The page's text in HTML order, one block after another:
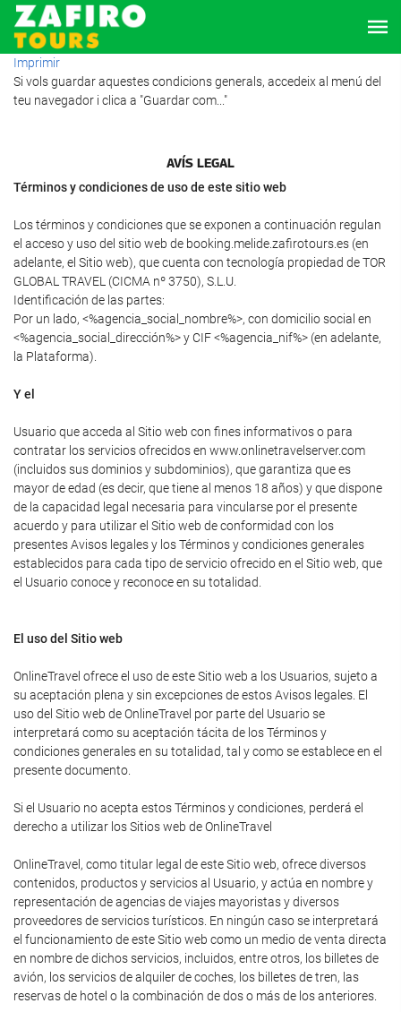
Imprimir
Si vols guardar aquestes condicions generals, accedeix al menú del
teu navegador i clica a "Guardar com..."
AVÍS LEGAL
Términos y condiciones de uso de este sitio web
Los términos y condiciones que se exponen a continuación regulan
el acceso y uso del sitio web de booking.melide.zafirotours.es (en
adelante, el Sitio web), que cuenta con tecnología propiedad de TOR
GLOBAL TRAVEL (CICMA nº 3750), S.L.U.
Identificación de las partes:
Por un lado, <%agencia_social_nombre%>, con domicilio social en
<%agencia_social_dirección%> y CIF <%agencia_nif%> (en adelante,
la Plataforma).
Y el
Usuario que acceda al Sitio web con fines informativos o para
contratar los servicios ofrecidos en www.onlinetravelserver.com
(incluidos sus dominios y subdominios), que garantiza que es
mayor de edad (es decir, que tiene al menos 18 años) y que dispone
de la capacidad legal necesaria para vincularse por el presente
acuerdo y para utilizar el Sitio web de conformidad con los
presentes Avisos legales y los Términos y condiciones generales
establecidos para cada tipo de servicio ofrecido en el Sitio web, que
el Usuario conoce y reconoce en su totalidad.
El uso del Sitio web
OnlineTravel ofrece el uso de este Sitio web a los Usuarios, sujeto a
su aceptación plena y sin excepciones de estos Avisos legales. El
uso del Sitio web de OnlineTravel por parte del Usuario se
interpretará como su aceptación tácita de los Términos y
condiciones generales en su totalidad, tal y como se establece en el
presente documento.
Si el Usuario no acepta estos Términos y condiciones, perderá el
derecho a utilizar los Sitios web de OnlineTravel
OnlineTravel, como titular legal de este Sitio web, ofrece diversos
contenidos, productos y servicios al Usuario, y actúa en nombre y
representación de agencias de viajes mayoristas y diversos
proveedores de servicios turísticos. En ningún caso se interpretará
el funcionamiento de este Sitio web como un medio de venta directa
en nombre de dichos servicios, incluidos, entre otros, los billetes de
avión, los servicios de alquiler de coches, los billetes de tren, las
reservas de hotel o la combinación de dos o más de los anteriores.